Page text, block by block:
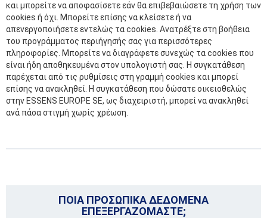
και μπορείτε να αποφασίσετε εάν θα επιβεβαιώσετε τη χρήση των
cookies ή όχι. Μπορείτε επίσης να κλείσετε ή να
απενεργοποιήσετε εντελώς τα cookies. Ανατρέξτε στη βοήθεια
του προγράμματος περιήγησής σας για περισσότερες
πληροφορίες. Μπορείτε να διαγράφετε συνεχώς τα cookies που
είναι ήδη αποθηκευμένα στον υπολογιστή σας. Η συγκατάθεση
παρέχεται από τις ρυθμίσεις στη γραμμή cookies και μπορεί
επίσης να ανακληθεί. Η συγκατάθεση που δώσατε οικειοθελώς
στην ESSENS EUROPE SE, ως διαχειριστή, μπορεί να ανακληθεί
ανά πάσα στιγμή χωρίς χρέωση.
ΠΟΙΑ ΠΡΟΣΩΠΙΚΑ ΔΕΔΟΜΕΝΑ
ΕΠΕΞΕΡΓΑΖΟΜΑΣΤΕ;